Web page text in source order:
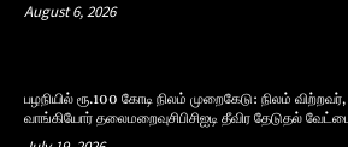
August 6, 2026
பழநியில் ரூ.100 கோடி நிலம் முறைகேடு: நிலம் விற்றவர்,
வாங்கியோர் தலைமறைவுசிபிசிஐடி தீவிர தேடுதல்